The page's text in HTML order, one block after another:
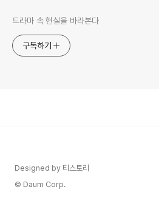
드라마 속 현실을 바라본다
구독하기
Designed by 티스토리
© Daum Corp.